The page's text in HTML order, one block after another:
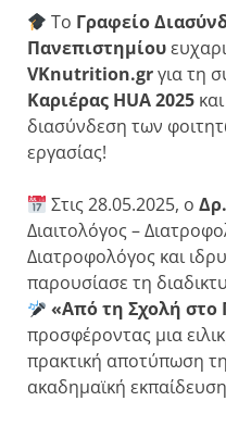
Το Γραφείο
Πανεπιστημίου
VKnutrition.grγια τη
Καριέρας HUA 2025
διασύνδεση των
εργασίας!
Στις 28.05.2025, ο
Διαιτολόγος –
Διατροφολόγος και
παρουσίασε τη
«Από τη Σχολή στο
προσφέροντας μια
πρακτική αποτύπωση
ακαδημαϊκή